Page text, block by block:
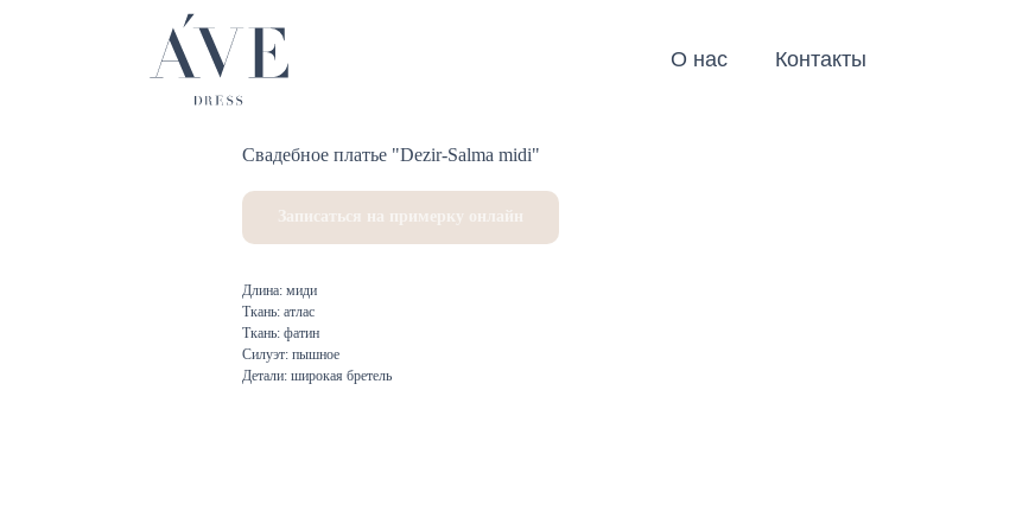
О нас Контакты
Свадебное платье "Dezir-Salma midi"
Записаться на примерку онлайн
Длина: миди
Ткань: атлас
Ткань: фатин
Силуэт: пышное
Детали: широкая бретель